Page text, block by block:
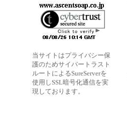
当サイトはプライバシー保
護のためサイバートラスト
ルートによるSureServerを
使用しSSL暗号化通信を実
現しております。